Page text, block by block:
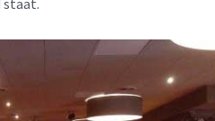
staat.